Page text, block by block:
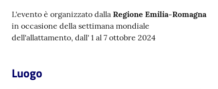
Seguici
su
L'evento è organizzato dalla Regione Emilia-Romagna
in occasione della settimana mondiale
dell'allattamento, dall' 1 al 7 ottobre 2024
Luogo